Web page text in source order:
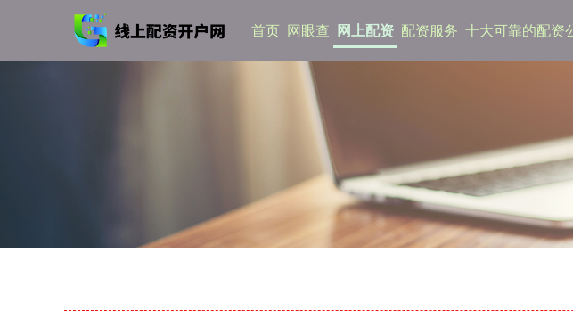
首页 网眼查 网上配资 配资服务 十大可靠的配资